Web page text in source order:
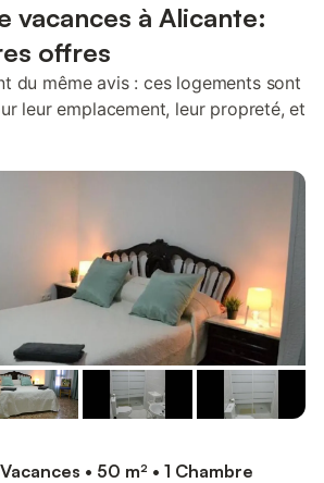
vacances à Alicante:
offres
du même avis : ces logements sont
leur emplacement, leur propreté, et
• 50 m² • 1 Chambre